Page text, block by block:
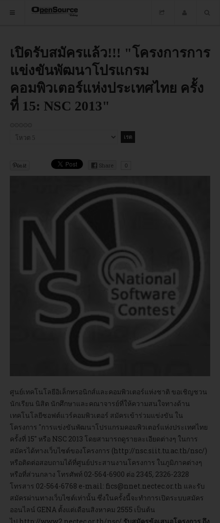
HOME
ซอฟต์แวร์
ข่าว
อบรม
HOME
เปิดรับสมัครแล้ว!!! "โครงการการ
แข่งขันพัฒนาโปรแกรม
คอมพิวเตอร์แห่งประเทศไทย ครั้ง
ที่ 15: NSC 2013"
กรุณา
Share
0
ศูนย์เทคโนโลยีอิเล็กทรอนิกส์และคอมพิวเตอร์แห่งชาติ ขอเชิญชวน
นักเรียน นิสิต นักศึกษาและคณาจารย์ที่ให้ความสนใจทางด้าน
เทคโนโลยีซอฟต์แวร์คอมพิวเตอร์ สมัครเข้าร่วมแข่งขัน ใน
โครงการ "การแข่งขันพัฒนาโปรแกรมคอมพิวเตอร์แห่งประเทศไทย
ครั้งที่ 15" หรือ NSC 2013 โดยสามารถดูรายละเอียดต่างๆ ในการ
สมัครได้ทางเว็บไซต์ของโครงการ (http://nsc.siit.tu.ac.th/nsc/)
หรือติดต่อสอบถามได้ที่ศูนย์ประสานงานโครงการ ในภูมิภาคต่างๆ
หรือที่ส่วนกลาง โทรศัพท์ 02-564-6900 ต่อ 2345, 2326-2328
โทรสาร 02-564-6768 e-mail: fics@nnet.nectec.or.th และรับ
สมัครผ่านทางเว็บไซต์เท่านั้น ซึ่งในครั้งนี้จะทำการเปิดระบบสมัคร
ออนไลน์ GENA ตั้งแต่เดือนสิงหาคม 2555 เป็นต้น